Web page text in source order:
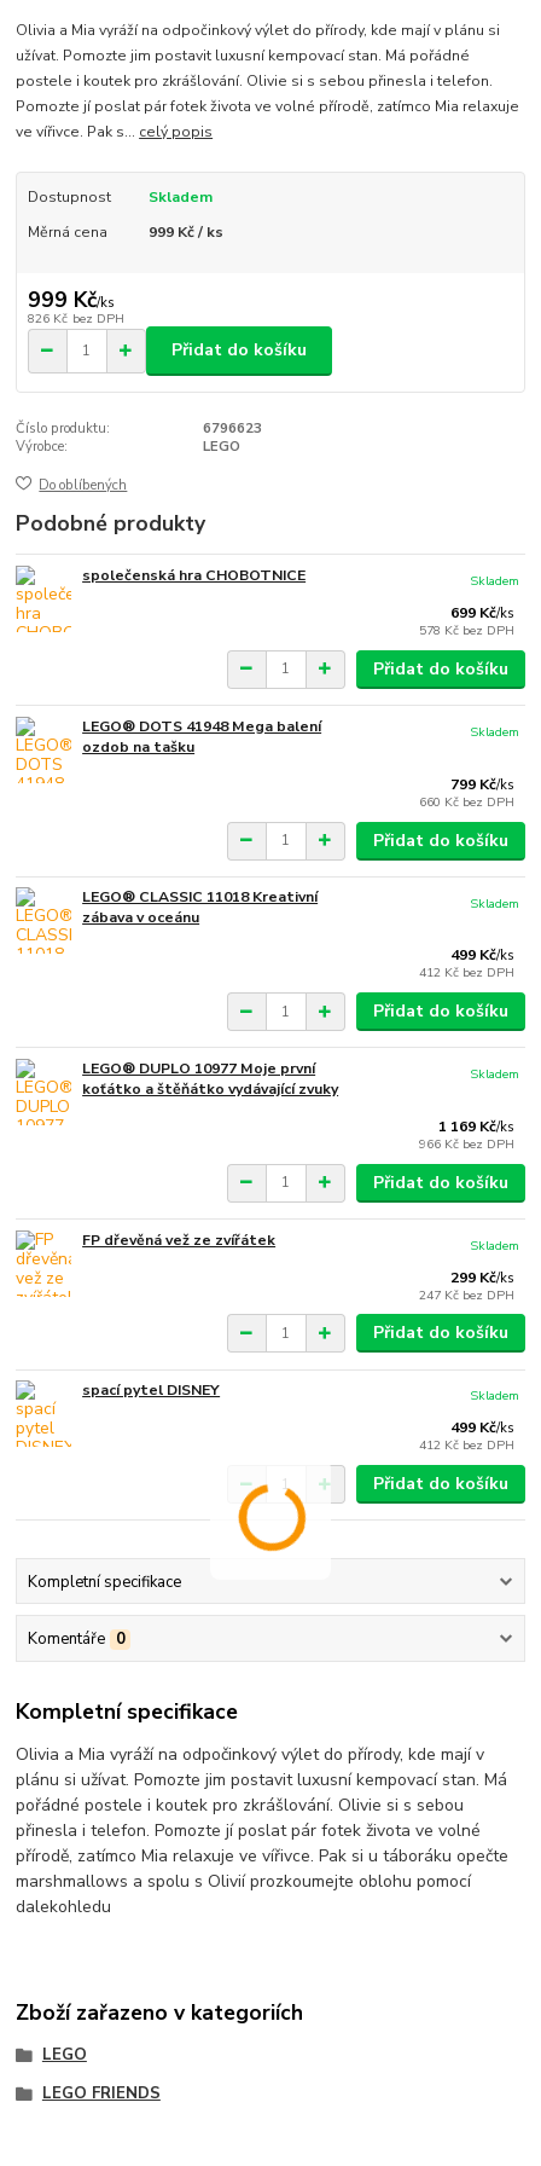
Olivia a Mia vyráží na odpočinkový výlet do přírody, kde mají v plánu si
užívat. Pomozte jim postavit luxusní kempovací stan. Má pořádné
postele i koutek pro zkrášlování. Olivie si s sebou přinesla i telefon.
Pomozte jí poslat pár fotek života ve volné přírodě, zatímco Mia relaxuje
ve vířivce. Pak s... celý popis
Dostupnost
Skladem
Měrná cena
999 Kč / ks
999 Kč/ks
826 Kč bez DPH
Přidat do košíku
Číslo produktu:
6796623
Výrobce:
LEGO
Do oblíbených
Podobné produkty
společenská hra CHOBOTNICE
699 Kč/ks
578 Kč bez DPH
Skladem
Přidat do košíku
LEGO® DOTS 41948 Mega balení
ozdob na tašku
799 Kč/ks
660 Kč bez DPH
Skladem
Přidat do košíku
LEGO® CLASSIC 11018 Kreativní
zábava v oceánu
499 Kč/ks
412 Kč bez DPH
Skladem
Přidat do košíku
LEGO® DUPLO 10977 Moje první
koťátko a štěňátko vydávající zvuky
1 169 Kč/ks
966 Kč bez DPH
Skladem
Přidat do košíku
FP dřevěná vež ze zvířátek
299 Kč/ks
247 Kč bez DPH
Skladem
Přidat do košíku
spací pytel DISNEY
499 Kč/ks
412 Kč bez DPH
Skladem
Přidat do košíku
Kompletní specifikace
Komentáře 0
Kompletní specifikace
Olivia a Mia vyráží na odpočinkový výlet do přírody, kde mají v
plánu si užívat. Pomozte jim postavit luxusní kempovací stan. Má
pořádné postele i koutek pro zkrášlování. Olivie si s sebou
přinesla i telefon. Pomozte jí poslat pár fotek života ve volné
přírodě, zatímco Mia relaxuje ve vířivce. Pak si u táboráku opečte
marshmallows a spolu s Olivií prozkoumejte oblohu pomocí
dalekohledu
Zboží zařazeno v kategoriích
LEGO
LEGO FRIENDS